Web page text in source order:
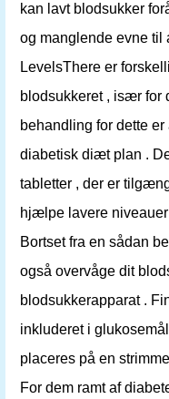
kan lavt blodsukker
og manglende evne til
LevelsThere er
blodsukkeret , især for
behandling for dette
diabetisk diæt plan .
tabletter , der er
hjælpe lavere
Bortset fra en sådan
også overvåge dit
blodsukkerapparat .
inkluderet i
placeres på en
For dem ramt af